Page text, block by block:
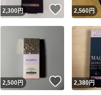
他フリ
スピード&安
※このバッジ
スピー
いね！
2,300円 いいね！
2,560円
いね！
2,500円 いいね！
2,380円